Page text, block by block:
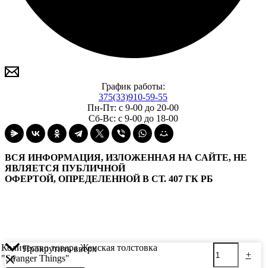
График работы:
375(33)910-59-55
Пн-Пт: с 9-00 до 20-00
Сб-Вс: с 9-00 до 18-00
ВСЯ ИНФОРМАЦИЯ, ИЗЛОЖЕННАЯ НА САЙТЕ, НЕ
ЯВЛЯЕТСЯ ПУБЛИЧНОЙ
ОФЕРТОЙ, ОПРЕДЕЛЕННОЙ В СТ. 407 ГК РБ
-
Количество товара Женская толстовка
"Stranger Things"
+
Прокрутить вверх